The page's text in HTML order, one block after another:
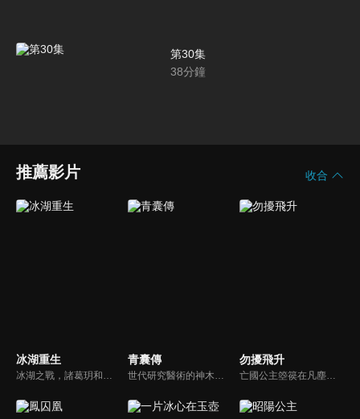
第30集
38分鐘
推薦影片 收合
冰湖重生 青囊傳 勿擾飛升
亡國公主箜篌在凡塵受盡冷眼，意外闖入修仙界後反成眾人寵愛的焦點。為磨心性，她主動離開安逸環境下山歷練，途中結識病弱卻神秘的桓宗，相伴闖蕩。屢次生死關頭中，兩人攜手破心魔、共成長。直到後來箜篌才知，桓宗竟是自己暗戀多年的話本作者，也是修仙界深藏不露的天才。最終二人並肩成為宗師。